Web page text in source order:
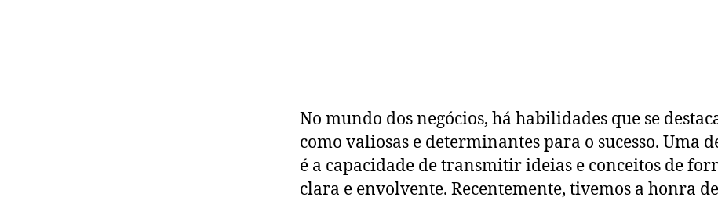
No mundo dos negócios, há habilidades que se
como valiosas e determinantes para o sucesso. Uma
é a capacidade de transmitir ideias e conceitos de
clara e envolvente. Recentemente, tivemos a honra de